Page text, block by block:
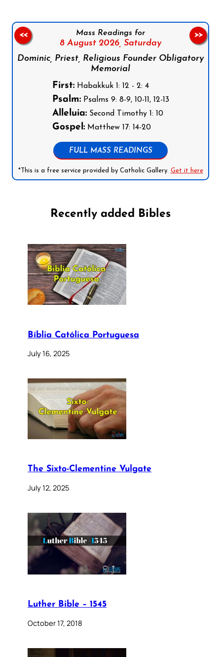
Mass Readings for
8 August 2026, Saturday
Dominic, Priest, Religious Founder Obligatory
Memorial
First:Habakkuk 1: 12 - 2: 4
Psalm:Psalms 9: 8-9, 10-11, 12-13
Alleluia:Second Timothy 1: 10
Gospel:Matthew 17: 14-20
FULL MASS READINGS
*This is a free service provided by Catholic Gallery. Get it here
<< >>
Recently added Bibles
Bíblia Católica Portuguesa
July 16, 2025
The Sixto-Clementine Vulgate
July 12, 2025
Luther Bible – 1545
October 17, 2018